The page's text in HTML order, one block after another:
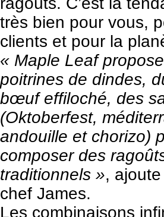
très bien pour vous,
clients et pour la
« Maple Leaf
poitrines de dindes,
bœuf effiloché, des
(Oktoberfest,
andouille et chorizo)
composer des
traditionnels »,
chef James.
Les combinaisons